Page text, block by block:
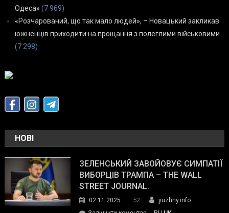
Одеса» (7 969)
«Розчарований, що так мало людей», – Новацький закликав
южненців приходити на прощання з полеглими військовими
(7 298)
НОВІ
ЗЕЛЕНСЬКИЙ ЗАВОЙОВУЄ СИМПАТІЇ
ВИБОРЦІВ ТРАМПА – THE WALL
STREET JOURNAL.
02.11.2025 52
yuzhny.info